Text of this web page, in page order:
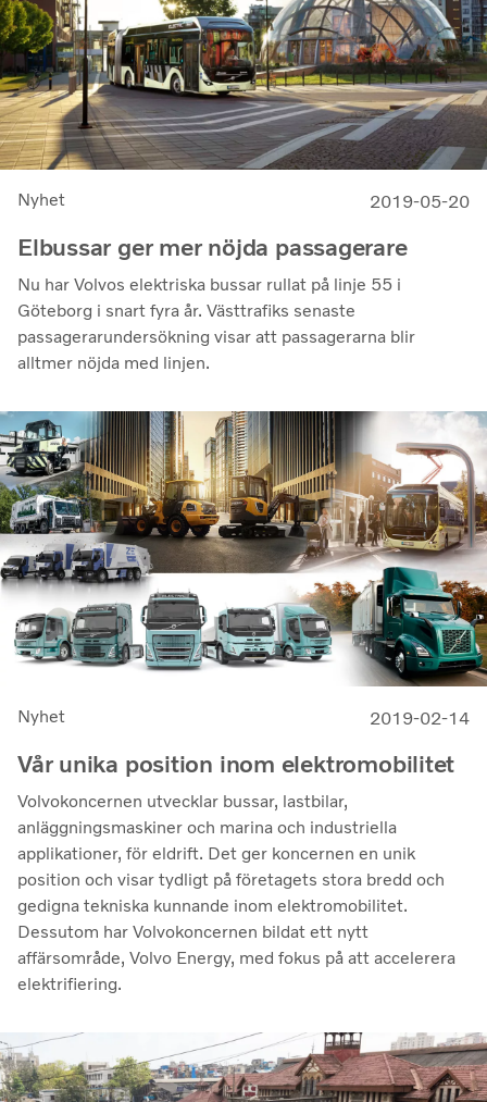
Nyhet 2019-05-20
Elbussar ger mer nöjda passagerare
Nu har Volvos elektriska bussar rullat på linje 55 i
Göteborg i snart fyra år. Västtrafiks senaste
passagerarundersökning visar att passagerarna blir
alltmer nöjda med linjen.
Nyhet 2019-02-14
Vår unika position inom elektromobilitet
Volvokoncernen utvecklar bussar, lastbilar,
anläggningsmaskiner och marina och industriella
applikationer, för eldrift. Det ger koncernen en unik
position och visar tydligt på företagets stora bredd och
gedigna tekniska kunnande inom elektromobilitet.
Dessutom har Volvokoncernen bildat ett nytt
affärsområde, Volvo Energy, med fokus på att accelerera
elektrifiering.